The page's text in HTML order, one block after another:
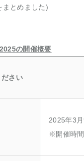
まとめました)
の開催概要
さい
2025年3
※開催時